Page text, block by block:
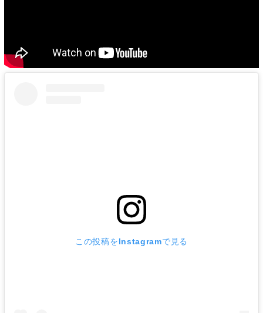
この投稿をInstagramで見る